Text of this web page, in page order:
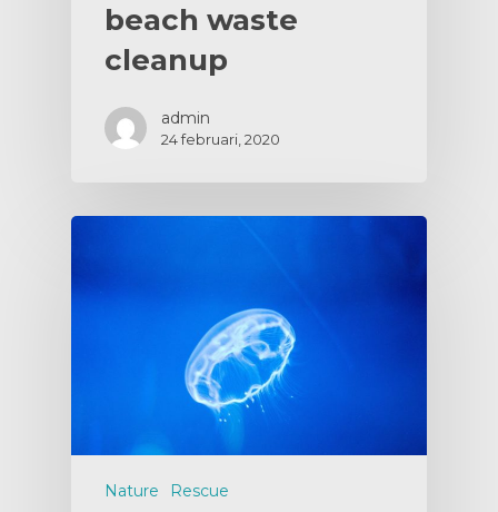
beach waste
cleanup
admin
24 februari, 2020
Nature Rescue